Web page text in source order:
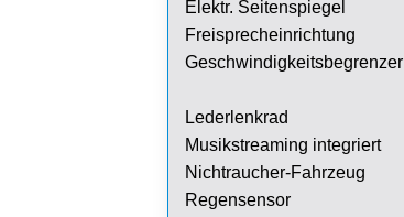
Elektr. Seitenspiegel
Freisprecheinrichtung
Geschwindigkeitsbegrenzer
Lederlenkrad
Musikstreaming integriert
Nichtraucher-Fahrzeug
Regensensor